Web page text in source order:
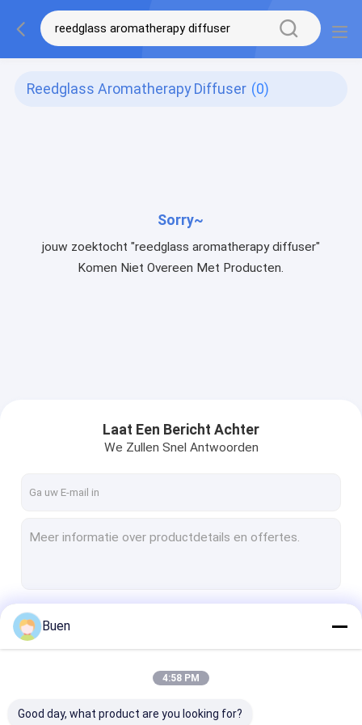
Reedglass Aromatherapy Diffuser (0)
Sorry~
jouw zoektocht "reedglass aromatherapy diffuser"
Komen Niet Overeen Met Producten.
Laat Een Bericht Achter
We Zullen Snel Antwoorden
Buen
4:58 PM
Good day, what product are you looking for?